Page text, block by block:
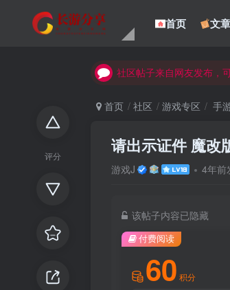
首页 文
评分
社区帖子来自网友发布
社区帖子来自网友发布，
首页 社区 游戏专区 手
请出示证件 魔改
游戏J 4年前
该帖子内容已隐藏
付费阅读
60 积分